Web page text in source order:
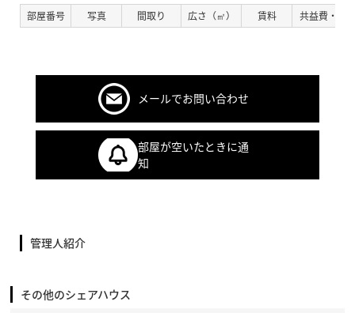
部屋番号 写真 間取り 広さ（㎡） 賃料 共益費・管
メールでお問い合わせ
部屋が空いたときに通
知
管理人紹介
その他のシェアハウス